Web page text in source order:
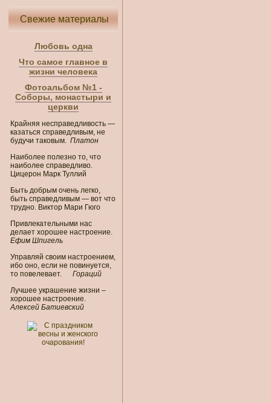
Свежие материалы
Любовь одна
Что самое главное в
жизни человека
Фотоальбом №1 -
Соборы, монастыри и
церкви
Крайняя несправедливость —
казаться справедливым, не
будучи таковым. Платон
Наиболее полезно то, что
наиболее справедливо.
Цицерон Марк Туллий
Быть добрым очень легко,
быть справедливым — вот что
трудно. Виктор Мари Гюго
Привлекательными нас
делает хорошее настроение.
Ефим Шпигель
Управляй своим настроением,
ибо оно, если не повинуется,
то повелевает. Гораций
Лучшее украшение жизни –
хорошее настроение.
Алексей Батиевский